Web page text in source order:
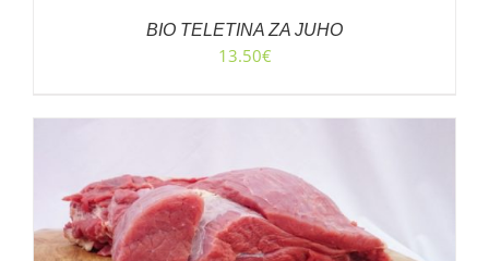
BIO TELETINA ZA JUHO
13.50€